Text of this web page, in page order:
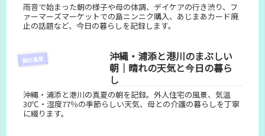
雨音で始まった朝の様子や母の体調、デイケアの行き渋り、フ
ァーマーズマーケットでの島ニンニク購入、あじまあカード廃
止の話題など、今日の暮らしを記録します。
朝の風景
沖縄・浦添と港川のまぶしい
朝｜晴れの天気と今日の暮ら
し
沖縄・浦添と港川の真夏の朝を記録。外人住宅の風景、気温
30℃・湿度77％の季節らしい天気、母との介護の暮らしを丁寧
に綴ります。